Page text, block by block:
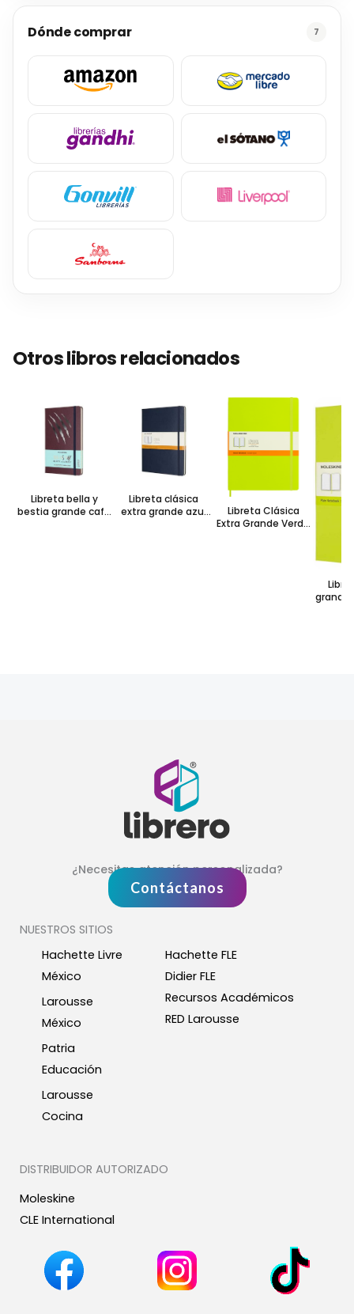
Dónde comprar 7
Otros libros relacionados
Libreta bella y
bestia grande café
Libreta clásica
extra grande azul
Libreta Clásica
Extra Grande Verde
grande
¿Necesitas atención personalizada?
Contáctanos
NUESTROS SITIOS
Hachette Livre
México
Larousse
México
Patria
Educación
Larousse
Cocina
Hachette FLE
Didier FLE
Recursos Académicos
RED Larousse
DISTRIBUIDOR AUTORIZADO
Moleskine
CLE International